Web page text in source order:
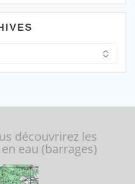
découvrirez les
eau (barrages)